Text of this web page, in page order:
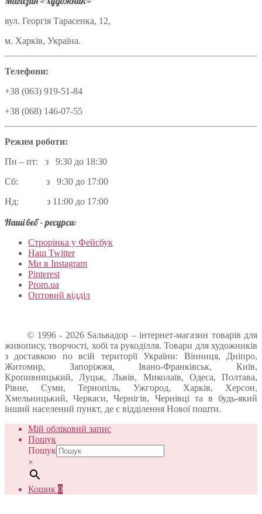
вул. Георгія Тарасенка, 12,
м. Харків, Україна.
Телефони:
+38 (063) 919-51-84
+38 (068) 146-07-55
Режим роботи:
Пн – пт: з 9:30 до 18:30
Сб: з 9:30 до 17:00
Нд: з 11:00 до 17:00
Наші веб – ресурси:
Строрінка у Фейсбук
Наш Twitter
Ми в Instagram
Pinterest
Prom.ua
Оптовий відділ
© 1996 - 2026 Sальвадор – інтернет-магазин товарів для
живопису, творчості, хобі та рукоділля. Товари для художників
з доставкою по всій території України: Вінниця, Дніпро,
Житомир, Запоріжжя, Івано-Франківськ, Київ,
Кропивницький, Луцьк, Львів, Миколаїв, Одеса, Полтава,
Рівне, Суми, Тернопіль, Ужгород, Харків, Херсон,
Хмельницький, Черкаси, Чернігів, Чернівці та в будь-який
інший населений пункт, де є відділення Нової пошти.
Мій обліковий запис
Пошук
Пошук
×
Кошик 0